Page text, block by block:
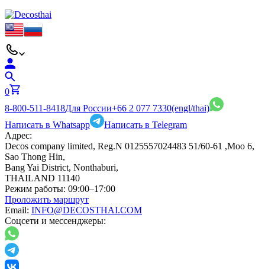
0
8-800-511-8418Для России+66 2 077 7330(engl/thai)
Написать в Whatsapp
Написать в Telegram
Адрес:
Decos company limited, Reg.N 0125557024483 51/60-61 ,Moo 6,
Sao Thong Hin,
Bang Yai District, Nonthaburi,
THAILAND 11140
Режим работы: 09:00–17:00
Проложить маршрут
Email: INFO@DECOSTHAI.COM
Соцсети и мессенджеры: